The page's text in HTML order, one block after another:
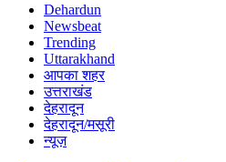
Dehardun
Newsbeat
Trending
Uttarakhand
आपका शहर
उत्तराखंड
देहरादून
देहरादून/मसूरी
न्यूज़